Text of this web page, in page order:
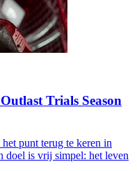
Trials Season
punt terug te keren in
doel is vrij simpel: het leven